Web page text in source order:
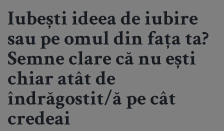
Iubești ideea de iubire
sau pe omul din fața ta?
Semne clare că nu ești
chiar atât de
îndrăgostit/ă pe cât
credeai